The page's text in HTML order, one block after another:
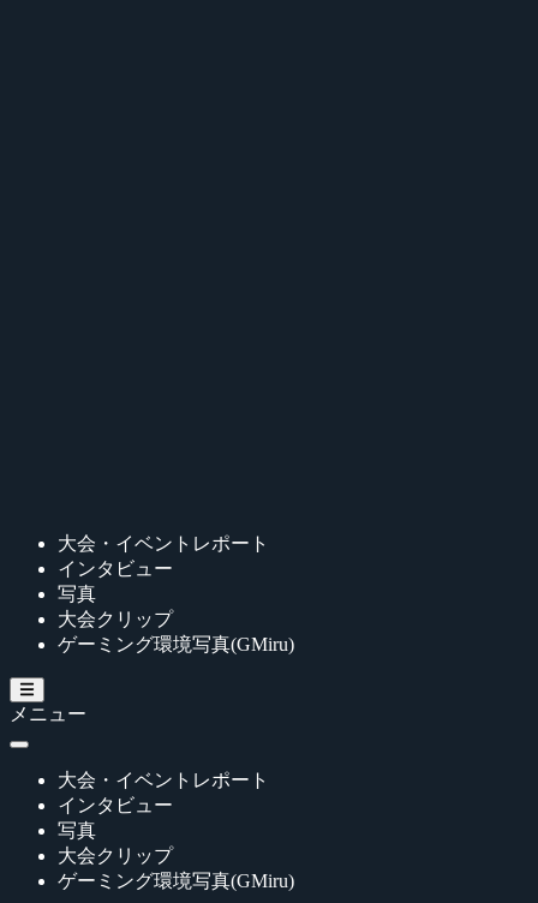
大会・イベントレポート
インタビュー
写真
大会クリップ
ゲーミング環境写真(GMiru)
メニュー
大会・イベントレポート
インタビュー
写真
大会クリップ
ゲーミング環境写真(GMiru)